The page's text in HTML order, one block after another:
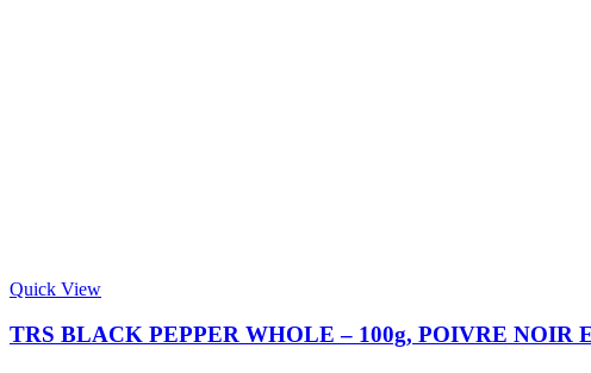
Quick View
TRS BLACK PEPPER WHOLE – 100g, POIVRE NOIR